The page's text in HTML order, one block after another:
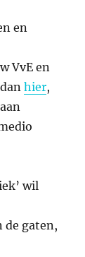
en
VvE en
danhier,
wil
de gaten,